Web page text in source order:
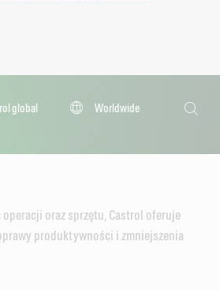
global
Worldwide
Wyszukaj
oraz sprzętu, Castrol oferuje
produktywności i zmniejszenia